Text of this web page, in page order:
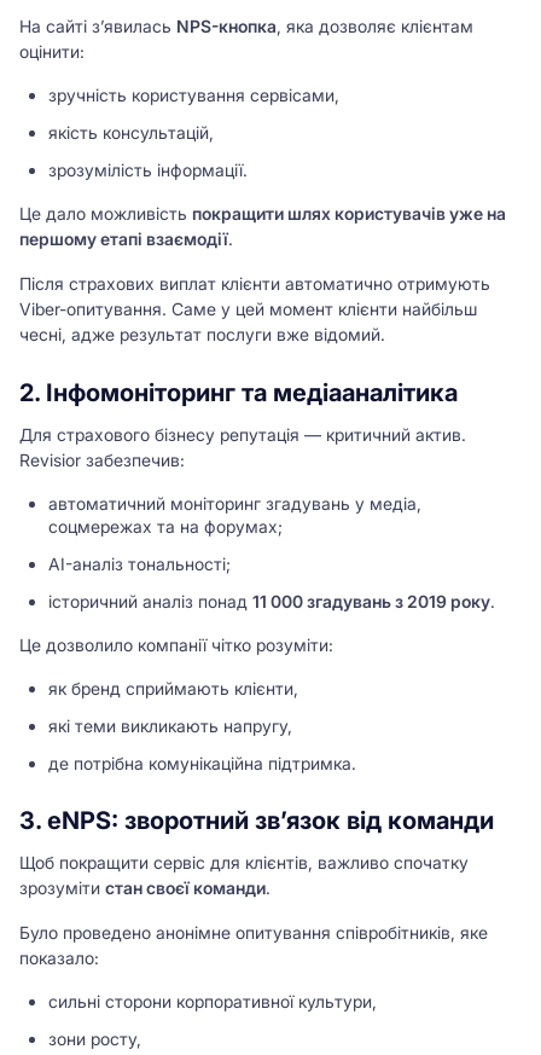
На сайті з’явилась NPS-кнопка, яка дозволяє клієнтам
оцінити:
зручність користування сервісами,
якість консультацій,
зрозумілість інформації.
Це дало можливість покращити шлях користувачів уже на
першому етапі взаємодії.
Після страхових виплат клієнти автоматично отримують
Viber-опитування. Саме у цей момент клієнти найбільш
чесні, адже результат послуги вже відомий.
2. Інфомоніторинг та медіааналітика
Для страхового бізнесу репутація — критичний актив.
Revisior забезпечив:
автоматичний моніторинг згадувань у медіа,
соцмережах та на форумах;
AI-аналіз тональності;
історичний аналіз понад 11 000 згадувань з 2019 року.
Це дозволило компанії чітко розуміти:
як бренд сприймають клієнти,
які теми викликають напругу,
де потрібна комунікаційна підтримка.
3. eNPS: зворотний зв’язок від команди
Щоб покращити сервіс для клієнтів, важливо спочатку
зрозуміти стан своєї команди.
Було проведено анонімне опитування співробітників, яке
показало:
сильні сторони корпоративної культури,
зони росту,